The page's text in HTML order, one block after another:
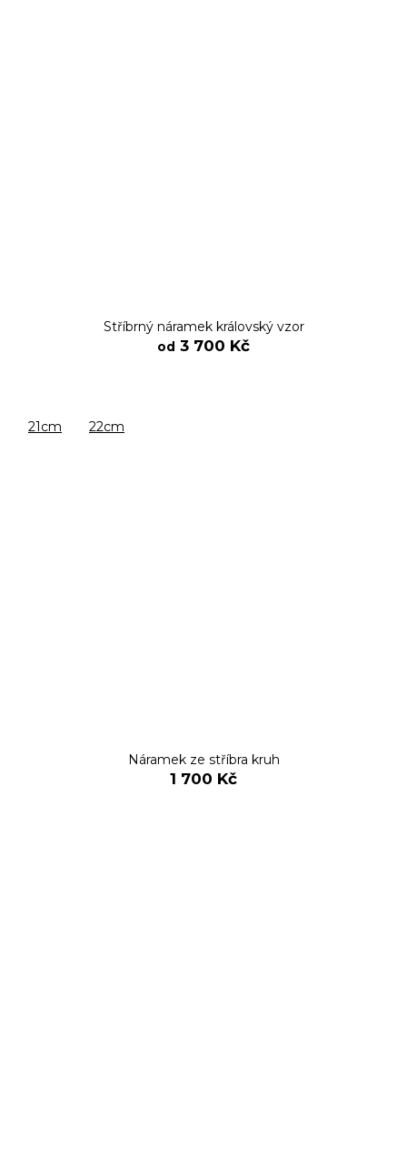
Stříbrný náramek královský vzor
od 3 700 Kč
21cm 22cm
Náramek ze stříbra kruh
1 700 Kč